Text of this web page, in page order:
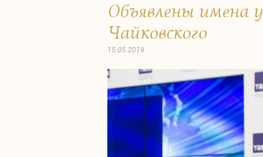
Объявлены имена
Чайковского
15.05.2019